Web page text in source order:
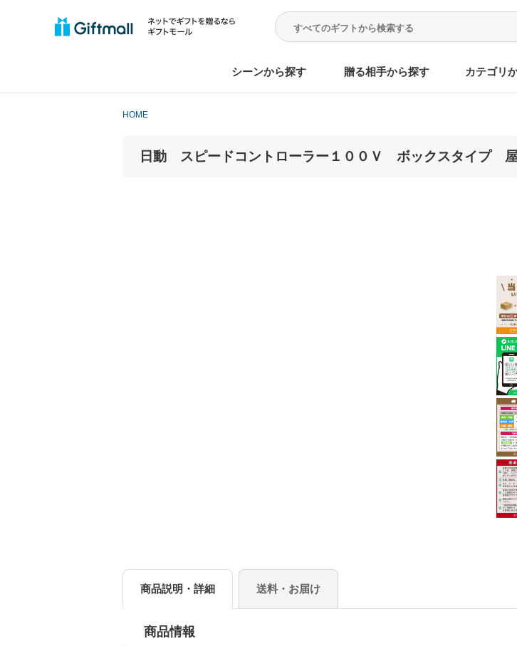
シーンから探す 贈る相手から探す カテゴリ
HOME
日動 スピードコントローラー１００Ｖ ボックスタイプ
商品説明・詳細 送料・お届け
商品情報